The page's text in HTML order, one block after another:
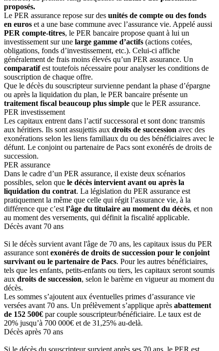
proposés.
Le PER assurance repose sur des unités de compte ou des fonds
en euros et a une base commune avec l’assurance vie. Appelé aussi
PER compte-titres, le PER bancaire propose quant à lui un
investissement sur une large gamme d’actifs (actions cotées,
obligations, fonds d’investissement, etc.). Celui-ci affiche
généralement de frais moins élevés qu’un PER assurance. Un
comparatifest toutefois nécessaire pour analyser les conditions de
souscription de chaque offre.
Que le décès du souscripteur survienne pendant la phase d’épargne
ou après la liquidation du plan, le PER bancaire présente un
traitement fiscal beaucoup plus simple que le PER assurance.
PER investissement
Les capitaux entrent dans l’actif successoral et sont donc transmis
aux héritiers. Ils sont assujettis aux droits de succession avec des
exonérations selon les liens familiaux du ou des bénéficiaires avec le
défunt. Le conjoint ou partenaire de Pacs sont exonérés de droits de
succession.
PER assurance
Dans le cadre d’un PER assurance, il existe deux scénarios
possibles, selon que le décès intervient avant ou après la
liquidation du contrat. La législation du PER assurance est
pratiquement la même que celle qui régit l’assurance vie, à la
différence que c’est l’âge du titulaire au moment du décès, et non
au moment des versements, qui définit la fiscalité applicable.
Décès avant 70 ans
Si le décès survient avant l'âge de 70 ans, les capitaux issus du PER
assurance sont exonérés de droits de succession pour le conjoint
survivant ou le partenaire de Pacs. Pour les autres bénéficiaires,
tels que les enfants, petits-enfants ou tiers, les capitaux seront soumis
aux droits de succession, selon le barème en vigueur au moment du
décès.
Les sommes s’ajoutent aux éventuelles primes d’assurance vie
versées avant 70 ans. Un prélèvement s’applique après abattement
de 152 500€ par couple souscripteur/bénéficiaire. Le taux est de
20% jusqu’à 700 000€ et de 31,25% au-delà.
Décès après 70 ans
Si le décès du souscripteur survient après ses 70 ans, le PER est